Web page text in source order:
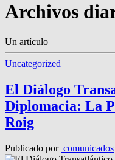
Archivos
Un artículo
Uncategorized
El Diálogo
Diplomacia: La
Roig
Publicado por comunicados